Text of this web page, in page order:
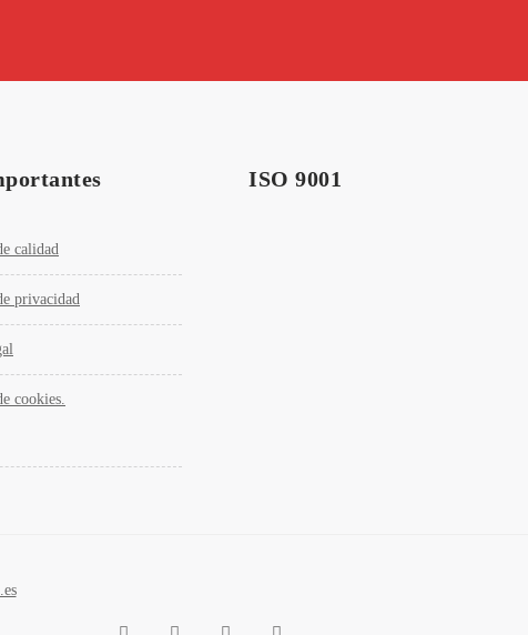
calidad
privacidad
cookies.
ISO 9001